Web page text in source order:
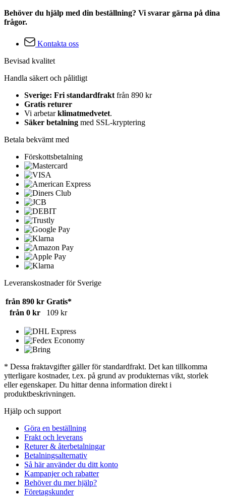
Behöver du hjälp med din beställning? Vi svarar gärna på dina
frågor.
Kontakta oss
Bevisad kvalitet
Handla säkert och pålitligt
Sverige: Fri standardfrakt från 890 kr
Gratis returer
Vi arbetarklimatmedvetet.
Säker betalning med SSL-kryptering
Betala bekvämt med
Förskottsbetalning
Leveranskostnader för Sverige
från 890 kr Gratis*
från 0 kr
109 kr
* Dessa fraktavgifter gäller för standardfrakt. Det kan tillkomma
ytterligare kostnader, t.ex. på grund av produkternas vikt, storlek
eller egenskaper. Du hittar denna information direkt i
produktbeskrivningen.
Hjälp och support
Göra en beställning
Frakt och leverans
Returer & återbetalningar
Betalningsalternativ
Så här använder du ditt konto
Kampanjer och rabatter
Behöver du mer hjälp?
Företagskunder